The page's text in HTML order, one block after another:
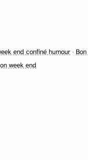
end confiné humour ·
week end